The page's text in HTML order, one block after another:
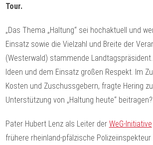
Tour.
„Das Thema „Haltung“ sei hochaktuell und
Einsatz sowie die Vielzahl und Breite der
(Westerwald) stammende
Ideen und dem Einsatz großen Respekt. Im
Kosten und Zuschussgebern, fragte Hering
Unterstützung von „Haltung heute“
Pater Hubert Lenz als Leiter der WeG-Initiative
frühere rheinland-pfälzische